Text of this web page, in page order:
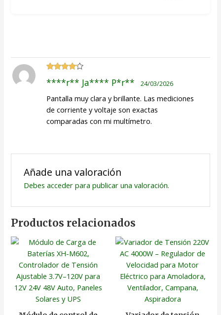
con4de
****r** Ja**** P*r** 24/03/2026
Pantalla muy clara y brillante. Las mediciones
de corriente y voltaje son exactas
comparadas con mi multímetro.
Añade una valoración
Debes accederpara publicar una valoración.
Productos relacionados